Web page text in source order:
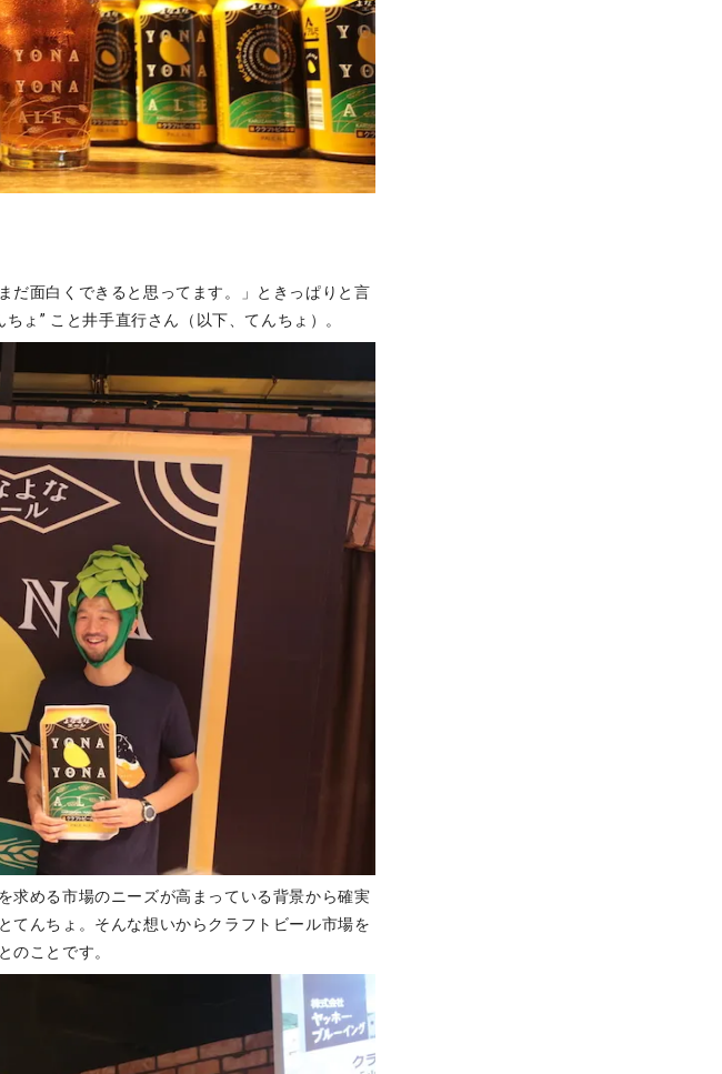
だ面白くできると思ってます。」ときっぱりと言
ょ” こと井手直行さん（以下、てんちょ）。
求める市場のニーズが高まっている背景から確実
てんちょ。そんな想いからクラフトビール市場を
のことです。